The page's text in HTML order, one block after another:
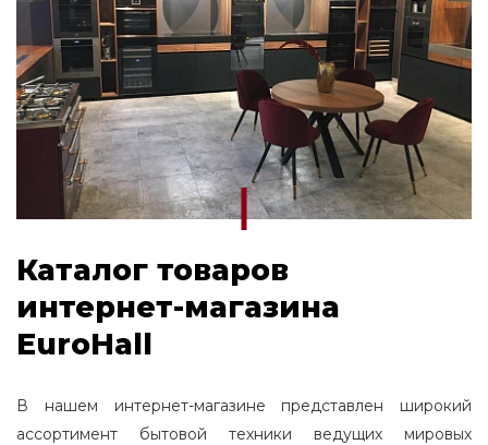
Каталог товаров
интернет-магазина
EuroHall
В нашем интернет-магазине представлен широкий
ассортимент бытовой техники ведущих мировых